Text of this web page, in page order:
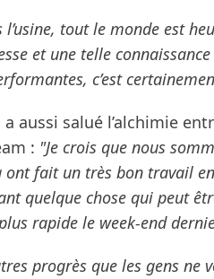
l’usine, tout le monde est
et une telle
c’est
aussi salué l’alchimie
: "Je crois que nous
fait un très bon travail
quelque chose qui peut
rapide le week-end
progrès que les gens